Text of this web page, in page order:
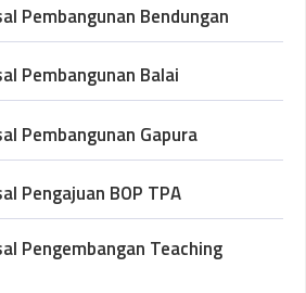
Pembangunan Bendungan
Pembangunan Balai
Pembangunan Gapura
Pengajuan BOP TPA
Pengembangan Teaching